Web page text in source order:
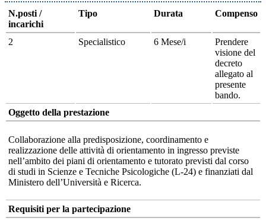
N.posti /
incarichi
Tipo Durata Compenso
2 Specialistico 6 Mese/i
Prendere
visione del
decreto
allegato al
presente
bando.
Oggetto della prestazione
Collaborazione alla predisposizione, coordinamento e
realizzazione delle attività di orientamento in ingresso previste
nell’ambito dei piani di orientamento e tutorato previsti dal corso
di studi in Scienze e Tecniche Psicologiche (L-24) e finanziati dal
Ministero dell’Università e Ricerca.
Requisiti per la partecipazione